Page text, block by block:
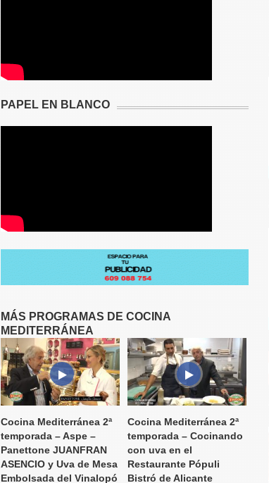
PAPEL EN BLANCO
MÁS PROGRAMAS DE COCINA
MEDITERRÁNEA
Cocina Mediterránea 2ª
temporada – Aspe –
Panettone JUANFRAN
ASENCIO y Uva de Mesa
Embolsada del Vinalopó
Cocina Mediterránea 2ª
temporada – Cocinando
con uva en el
Restaurante Pópuli
Bistró de Alicante